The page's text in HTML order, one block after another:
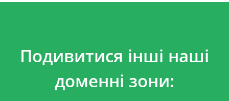
Подивитися інші наші
доменні зони: